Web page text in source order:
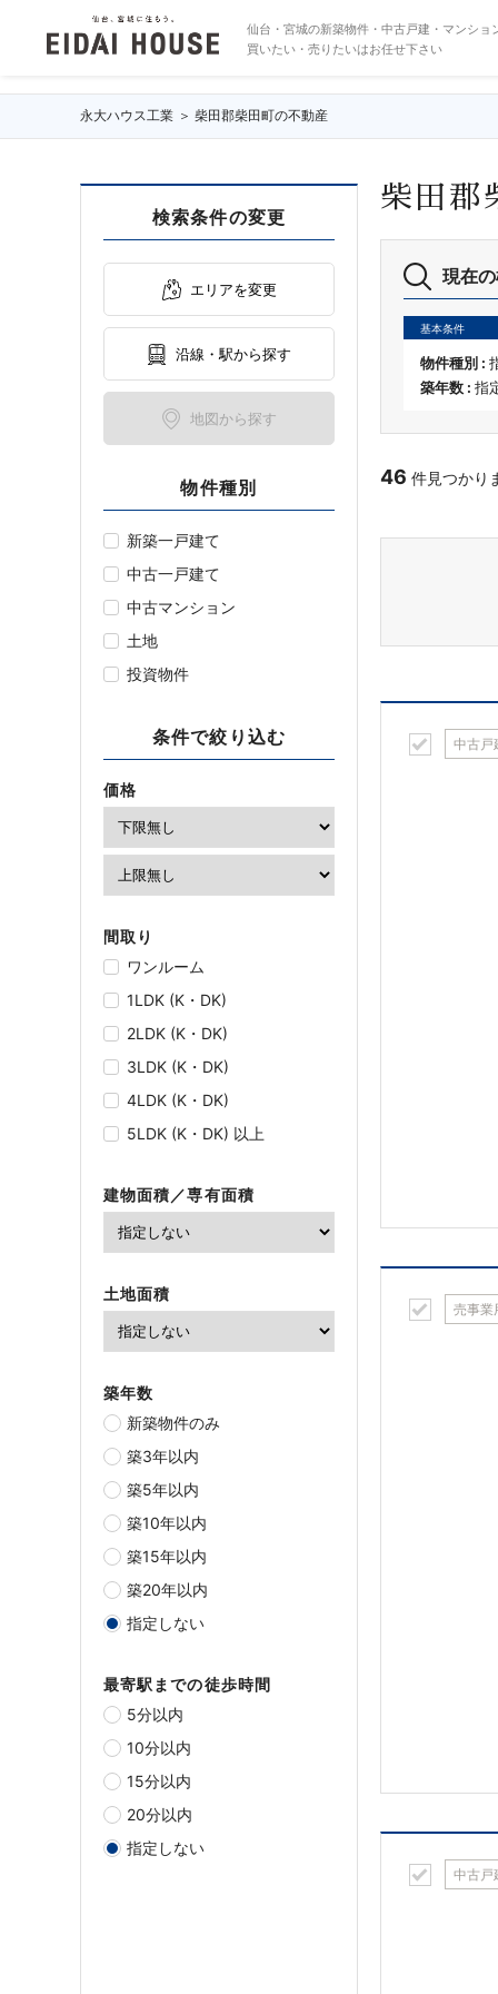
仙台・宮城の新築物件・中古戸建・マンショ
買いたい・売りたいはお任せ下さい
永大ハウス工業 柴田郡柴田町の不動産
検索条件の変更
エリアを変更
沿線・駅から探す
地図から探す
物件種別
新築一戸建て
中古一戸建て
中古マンション
土地
投資物件
条件で絞り込む
価格
間取り
ワンルーム
1LDK (K・DK)
2LDK (K・DK)
3LDK (K・DK)
4LDK (K・DK)
5LDK (K・DK) 以上
建物面積／専有面積
土地面積
築年数
新築物件のみ
築3年以内
築5年以内
築10年以内
築15年以内
築20年以内
指定しない
最寄駅までの徒歩時間
5分以内
10分以内
15分以内
20分以内
指定しない
柴田郡
現在
基本条件
物件種別 :
築年数 : 指
46 件見つかり
中古戸
売事業
中古戸